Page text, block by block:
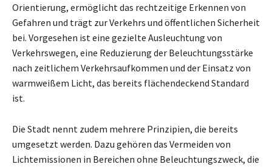
Orientierung, ermöglicht das rechtzeitige Erkennen von
Gefahren und trägt zur Verkehrs und öffentlichen Sicherheit
bei. Vorgesehen ist eine gezielte Ausleuchtung von
Verkehrswegen, eine Reduzierung der Beleuchtungsstärke
nach zeitlichem Verkehrsaufkommen und der Einsatz von
warmweißem Licht, das bereits flächendeckend Standard
ist.
Die Stadt nennt zudem mehrere Prinzipien, die bereits
umgesetzt werden. Dazu gehören das Vermeiden von
Lichtemissionen in Bereichen ohne Beleuchtungszweck, die